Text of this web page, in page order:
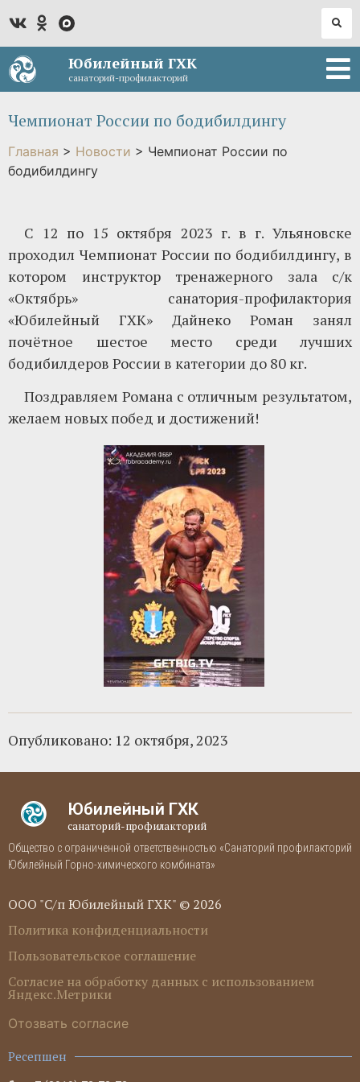
Юбилейный ГХК
санаторий-профилакторий
Чемпионат России по бодибилдингу
Главная > Новости > Чемпионат России по
бодибилдингу
С 12 по 15 октября 2023 г. в г. Ульяновске
проходил Чемпионат России по бодибилдингу, в
котором инструктор тренажерного зала с/к
«Октябрь» санатория-профилактория
«Юбилейный ГХК» Дайнеко Роман занял
почётное шестое место среди лучших
бодибилдеров России в категории до 80 кг.
Поздравляем Романа с отличным результатом,
желаем новых побед и достижений!
Опубликовано: 12 октября, 2023
Юбилейный ГХК
санаторий-профилакторий
Общество с ограниченной ответственностью «Санаторий профилакторий
Юбилейный Горно-химического комбината»
ООО "С/п Юбилейный ГХК" © 2026
Политика конфиденциальности
Пользовательское соглашение
Согласие на обработку данных с использованием
Яндекс.Метрики
Отозвать согласие
Ресепшен